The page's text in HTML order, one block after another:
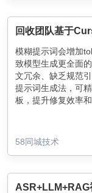
模糊提示词会增加
致模型生成更全面
文冗余、缺乏规范
提示词生成法，可
板，提升修复效率
58同城技术
ASR+LLM+RAG